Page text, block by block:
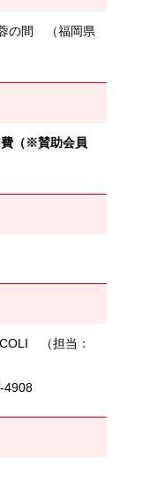
の間 （福岡県
（※賛助会員
（担当：
4908